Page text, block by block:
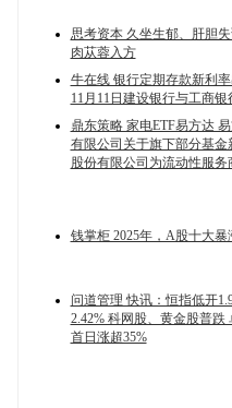
思考资本 久坐生郁、肝胆
肉苁蓉入方
牛在线 银行定期存款新利
11月11日建设银行与工商银
鼎东策略 家电ETF易方达
有限公司关于旗下部分基金
股份有限公司为流动性服务
钱掌柜 2025年，A股十大暴
问道管理 快讯：恒指低开
2.42% 科网股、黄金股普跌
首日涨超35%